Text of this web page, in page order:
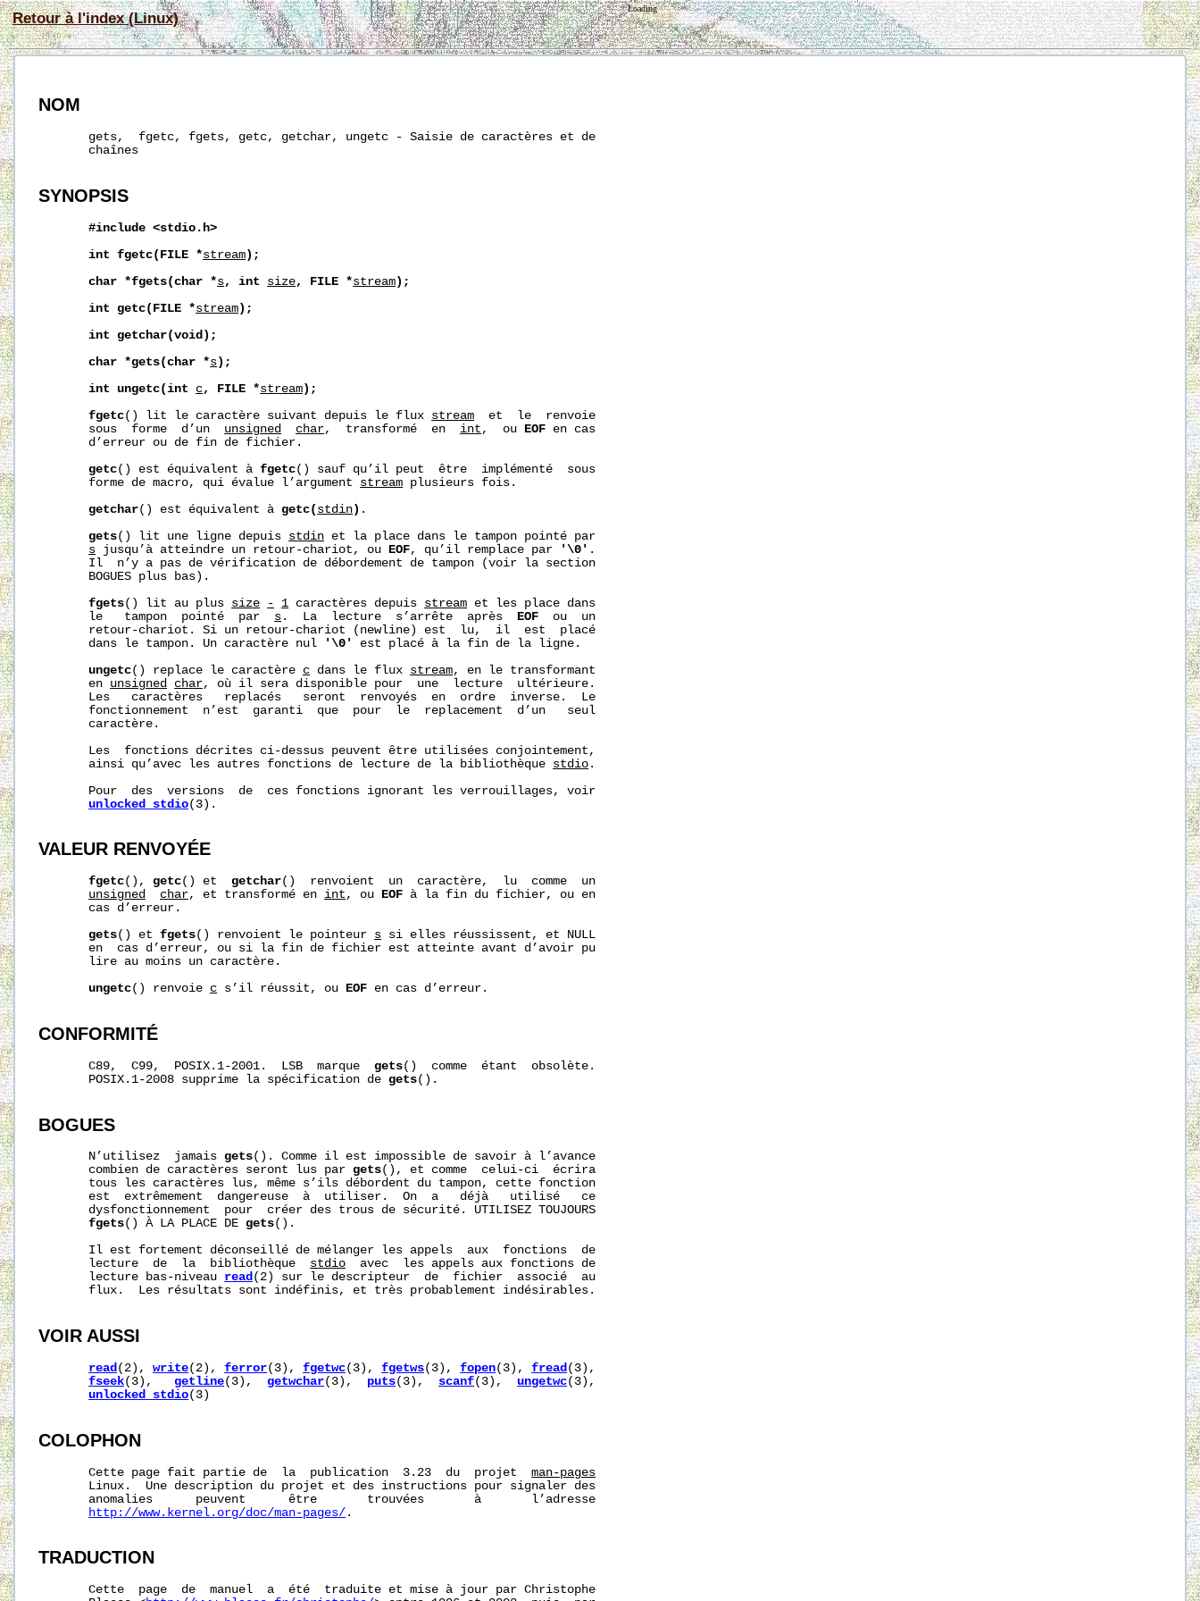
Retour à l'index (Linux)
Loading
NOM
       gets,  fgetc, fgets, getc, getchar, ungetc - Saisie de caractères et de
       chaînes
SYNOPSIS
#include <stdio.h>
int
fgetc(FILE *stream);
char *fgets(char *s, int size, FILE *stream);
int
getc(FILE *stream);
int
getchar(void);
char *gets(char *s);
int
ungetc(int c, FILE *stream);
fgetc() lit le caractère suivant depuis le flux stream
  et  le  renvoie
       sous  forme  d’un
unsigned char,  transformé  en int ,  ou EOF en cas
       d’erreur ou de fin de fichier.
getc() est équivalent à fgetc() sauf qu’il peut  être  implémenté  sous
       forme de macro, qui évalue l’argument
stream plusieurs fois.
getchar() est équivalent à getc( stdin) .
gets() lit une ligne depuis stdin et la place dans le tampon pointé par
s jusqu’à atteindre un retour-chariot, ou EOF, qu’il remplace par '\0' .
       Il  n’y a pas de vérification de débordement de tampon (voir la section
       BOGUES plus bas).
fgets() lit au plus size - 1 caractères depuis stream et les place dans
       le   tampon  pointé  par
s .  La  lecture  s’arrête  après EOF
  ou  un
       retour-chariot. Si un retour-chariot (newline) est  lu,  il  est  placé
       dans le tampon. Un caractère nul
'\0'
est placé à la fin de la ligne.
ungetc() replace le caractère c dans le flux stream, en le transformant
       en
unsigned char, où il sera disponible pour  une  lecture  ultérieure.
       Les   caractères   replacés   seront  renvoyés  en  ordre  inverse.  Le
       fonctionnement  n’est  garanti  que  pour  le  replacement  d’un   seul
       caractère.
       Les  fonctions décrites ci-dessus peuvent être utilisées conjointement,
       ainsi qu’avec les autres fonctions de lecture de la bibliothèque
stdio .
       Pour  des  versions  de  ces fonctions ignorant les verrouillages, voir
unlocked_stdio(3).
VALEUR RENVOYÉE
fgetc(), getc() et getchar()  renvoient  un  caractère,  lu  comme  un
unsigned
char, et transformé en int , ou EOF à la fin du fichier, ou en
       cas d’erreur.
gets() et fgets() renvoient le pointeur s si elles réussissent, et NULL
       en  cas d’erreur, ou si la fin de fichier est atteinte avant d’avoir pu
       lire au moins un caractère.
ungetc() renvoie c s’il réussit, ou EOF en cas d’erreur.
CONFORMITÉ
       C89,  C99,  POSIX.1-2001.  LSB  marque
gets()  comme  étant  obsolète.
       POSIX.1-2008 supprime la spécification de
gets().
BOGUES
       N’utilisez  jamais
gets(). Comme il est impossible de savoir à l’avance
       combien de caractères seront lus par
gets(), et comme  celui-ci  écrira
       tous les caractères lus, même s’ils débordent du tampon, cette fonction
       est  extrêmement  dangereuse  à  utiliser.  On  a   déjà   utilisé   ce
       dysfonctionnement  pour  créer des trous de sécurité. UTILISEZ TOUJOURS
fgets() À LA PLACE DE gets().
       Il est fortement déconseillé de mélanger les appels  aux  fonctions  de
       lecture  de  la  bibliothèque
stdio
  avec  les appels aux fonctions de
       lecture bas-niveau
read(2) sur le descripteur  de  fichier  associé  au
       flux.  Les résultats sont indéfinis, et très probablement indésirables.
VOIR AUSSI
read(2), write(2), ferror(3), fgetwc(3), fgetws(3), fopen(3), fread(3),
fseek(3), getline(3), getwchar(3), puts(3), scanf(3), ungetwc(3),
unlocked_stdio(3)
COLOPHON
       Cette page fait partie de  la  publication  3.23  du  projet
man-pages
       Linux.  Une description du projet et des instructions pour signaler des
       anomalies      peuvent      être       trouvées       à       l’adresse
http://www.kernel.org/doc/man-pages/ .
TRADUCTION
       Cette  page  de  manuel  a  été  traduite et mise à jour par Christophe